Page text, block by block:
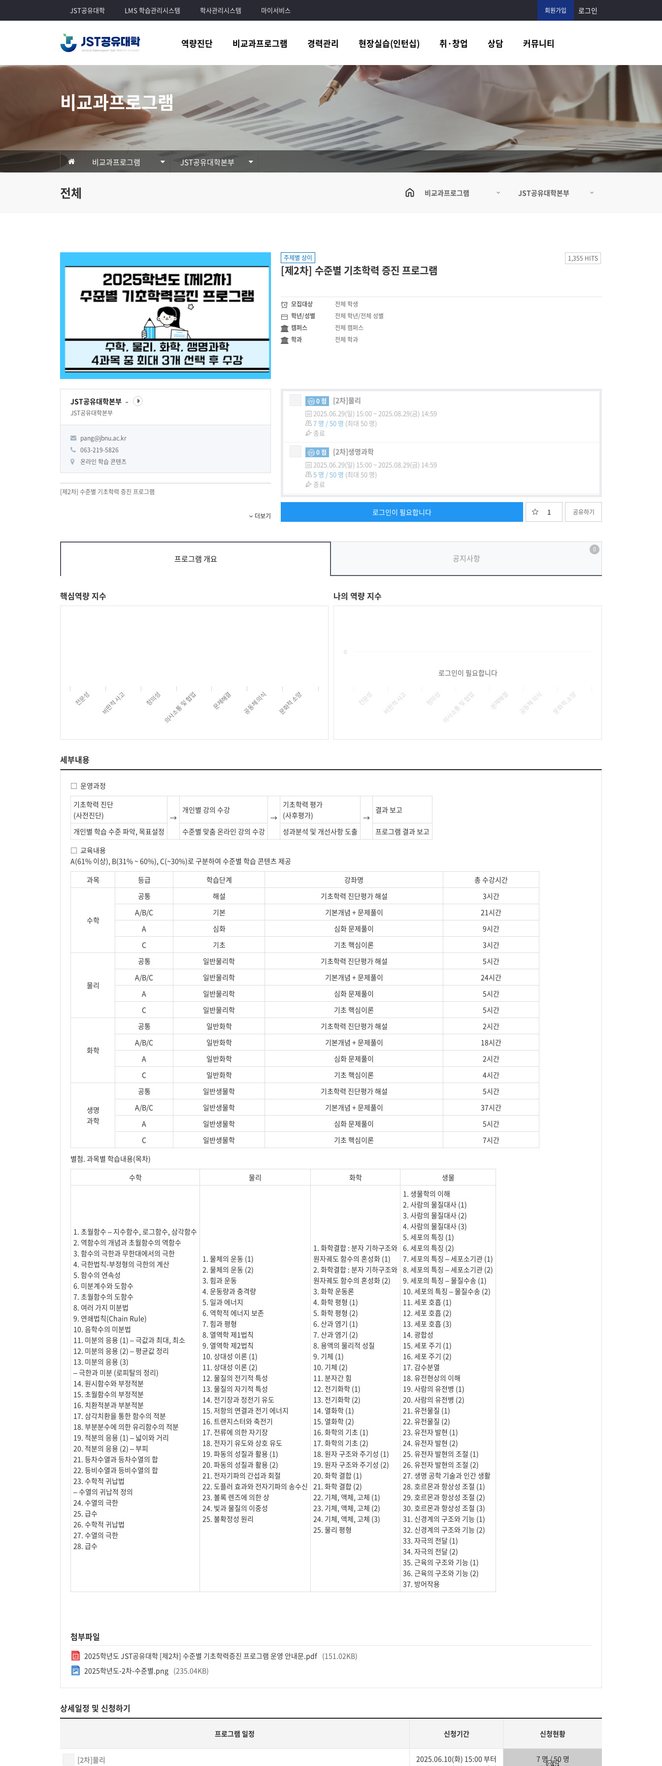
JST공유대학 LMS 학습관리시스템 학사관리시스템 마이서비스 회원가입 로그인
역량진단 비교과프로그램 경력관리 현장실습(인턴십) 취·창업 상담 커뮤니티
비교과프로그램
비교과프로그램 JST공유대학본부
전체 비교과프로그램 JST공유대학본부
1,355 HITS
주제별 상이
[제2차] 수준별 기초학력 증진 프로그램
모집대상
전체 학생
학년/성별
전체 학년/전체 성별
캠퍼스
전체 캠퍼스
학과
전체 학과
JST공유대학본부
JST공유대학본부
pang@jbnu.ac.kr
063-219-5826
온라인 학습 콘텐츠
[제2차] 수준별 기초학력 증진 프로그램
m 0 점 [2차]물리
2025.06.29(일) 15:00 ~ 2025.08.29(금) 14:59
7 명 / 50 명 (최대 50 명)
종료
m 0 점 [2차]생명과학
2025.06.29(일) 15:00 ~ 2025.08.29(금) 14:59
5 명 / 50 명 (최대 50 명)
종료
m 0 점 [2차]수학
~2025.08.29(금) 14:59
7 명 / 50 명(최대 50 명)
로그인이 필요합니다 1 공유하기
프로그램 개요 공지사항
0
핵심역량 지수
전문성 비판적 사고 창의성 의사소통 및 협업 문제해결 공동체 의식 문화적 소양
나의 역량 지수
로그인이 필요합니다
전문성 비판적 사고 창의성 의사소통 및 협업 문제해결 공동체 의식 문화적 소양
0
세부내용
□ 운영과정
기초학력 진단
(사전진단)
→
개인별 강의 수강
→
기초학력 평가
(사후평가)
→
결과 보고
개인별 학습 수준 파악, 목표설정 수준별 맞춤 온라인 강의 수강 성과분석 및 개선사항 도출
프로그램 결과 보고
□ 교육내용
A(61% 이상), B(31% ~ 60%), C(~30%)로 구분하여 수준별 학습 콘텐츠 제공
과목
등급 학습단계 강좌명 총 수강시간
수학
공통 해설 기초학력 진단평가 해설
3시간
A/B/C
기본 기본개념 + 문제풀이
21시간
A
심화 심화 문제풀이
9시간
C
기초 기초 핵심이론 3시간
물리
공통 일반물리학 기초학력 진단평가 해설
5시간
A/B/C
일반물리학 기본개념 + 문제풀이
24시간
A
일반물리학 심화 문제풀이
5시간
C
일반물리학 기초 핵심이론 5시간
화학
공통 일반화학 기초학력 진단평가 해설
2시간
A/B/C
일반화학 기본개념 + 문제풀이
18시간
A
일반화학 심화 문제풀이
2시간
C
일반화학 기초 핵심이론 4시간
생명
과학
공통 일반생물학 기초학력 진단평가 해설
5시간
A/B/C
일반생물학 기본개념 + 문제풀이
37시간
A
일반생물학 심화 문제풀이
5시간
C
일반생물학 기초 핵심이론
7시간
별첨. 과목별 학습내용(목차)
수학
물리 화학 생물
1. 초월함수 – 지수함수, 로그함수, 삼각함수
2. 역함수의 개념과 초월함수의 역함수
3. 함수의 극한과 무한대에서의 극한
4. 극한법칙-부정형의 극한의 계산
5. 함수의 연속성
6. 미분계수와 도함수
7. 초월함수의 도함수
8. 여러 가지 미분법
9. 연쇄법칙(Chain Rule)
10. 음학수의 미분법
11. 미분의 응용 (1) – 극값과 최대, 최소
12. 미분의 응용 (2) – 평균값 정리
13. 미분의 응용 (3)
– 극한과 미분 (로피탈의 정리)
14. 원시함수와 부정적분
15. 초월함수의 부정적분
16. 치환적분과 부분적분
17. 삼각치환을 통한 함수의 적분
18. 부분분수에 의한 유리함수의 적분
19. 적분의 응용 (1) – 넓이와 거리
20. 적분의 응용 (2) – 부피
21. 등차수열과 등차수열의 합
22. 등비수열과 등비수열의 합
23. 수학적 귀납법
– 수열의 귀납적 정의
24. 수열의 극한
25. 급수
26. 수학적 귀납법
27. 수열의 극한
28. 급수
1. 물체의 운동 (1)
2. 물체의 운동 (2)
3. 힘과 운동
4. 운동량과 충격량
5. 일과 에너지
6. 역학적 에너지 보존
7. 힘과 평형
8. 열역학 제1법칙
9. 열역학 제2법칙
10. 상대성 이론 (1)
11. 상대성 이론 (2)
12. 물질의 전기적 특성
13. 물질의 자기적 특성
14. 전기장과 정전기 유도
15. 저항의 연결과 전기 에너지
16. 트랜지스터와 축전기
17. 전류에 의한 자기장
18. 전자기 유도와 상호 유도
19. 파동의 성질과 활용 (1)
20. 파동의 성질과 활용 (2)
21. 전자기파의 간섭과 회절
22. 도플러 효과와 전자기파의 송수신
23. 볼록 렌즈에 의한 상
24. 빛과 물질의 이중성
25. 불확정성 원리
1. 화학결합 : 분자 기하구조와
원자궤도 함수의 혼성화 (1)
2. 화학결합 : 분자 기하구조와
원자궤도 함수의 혼성화 (2)
3. 화학 운동론
4. 화학 평형 (1)
5. 화학 평형 (2)
6. 산과 염기 (1)
7. 산과 염기 (2)
8. 용액의 물리적 성질
9. 기체 (1)
10. 기체 (2)
11. 분자간 힘
12. 전기화학 (1)
13. 전기화학 (2)
14. 열화학 (1)
15. 열화학 (2)
16. 화학의 기초 (1)
17. 화학의 기초 (2)
18. 원자 구조와 주기성 (1)
19. 원자 구조와 주기성 (2)
20. 화학 결합 (1)
21. 화학 결합 (2)
22. 기체, 액체, 고체 (1)
23. 기체, 액체, 고체 (2)
24. 기체, 액체, 고체 (3)
25. 물리 평형
1. 생물학의 이해
2. 사람의 물질대사 (1)
3. 사람의 물질대사 (2)
4. 사람의 물질대사 (3)
5. 세포의 특징 (1)
6. 세포의 특징 (2)
7. 세포의 특징 – 세포소기관 (1)
8. 세포의 특징 – 세포소기관 (2)
9. 세포의 특징 – 물질수송 (1)
10. 세포의 특징 – 물질수송 (2)
11. 세포 호흡 (1)
12. 세포 호흡 (2)
13. 세포 호흡 (3)
14. 광합성
15. 세포 주기 (1)
16. 세포 주기 (2)
17. 감수분열
18. 유전현상의 이해
19. 사람의 유전병 (1)
20. 사람의 유전병 (2)
21. 유전물질 (1)
22. 유전물질 (2)
23. 유전자 발현 (1)
24. 유전자 발현 (2)
25. 유전자 발현의 조절 (1)
26. 유전자 발현의 조절 (2)
27. 생명 공학 기술과 인간 생활
28. 호르몬과 항상성 조절 (1)
29. 호르몬과 항상성 조절 (2)
30. 호르몬과 항상성 조절 (3)
31. 신경계의 구조와 기능 (1)
32. 신경계의 구조와 기능 (2)
33. 자극의 전달 (1)
34. 자극의 전달 (2)
35. 근육의 구조와 기능 (1)
36. 근육의 구조와 기능 (2)
37. 방어작용
첨부파일
151.02KB
2025학년도 JST공유대학 [제2차] 수준별 기초학력증진 프로그램 운영 안내문.pdf
235.04KB
2025학년도-2차-수준별.png
상세일정 및 신청하기
프로그램 일정 신청기간 신청현황
[2차]물리 2025.06.10(화) 15:00 부터
7 명 / 50 명
종료